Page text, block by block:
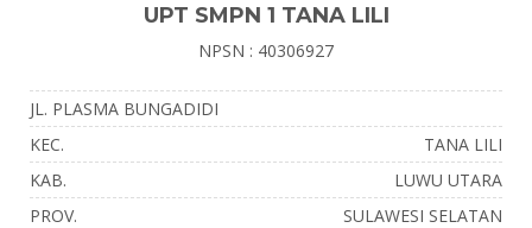
UPT SMPN 1 TANA LILI
NPSN : 40306927
JL. PLASMA BUNGADIDI
KEC.
TANA LILI
KAB.
LUWU UTARA
PROV.
SULAWESI SELATAN